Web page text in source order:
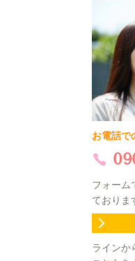
お電話で
フォーム
ておりま
ラインか